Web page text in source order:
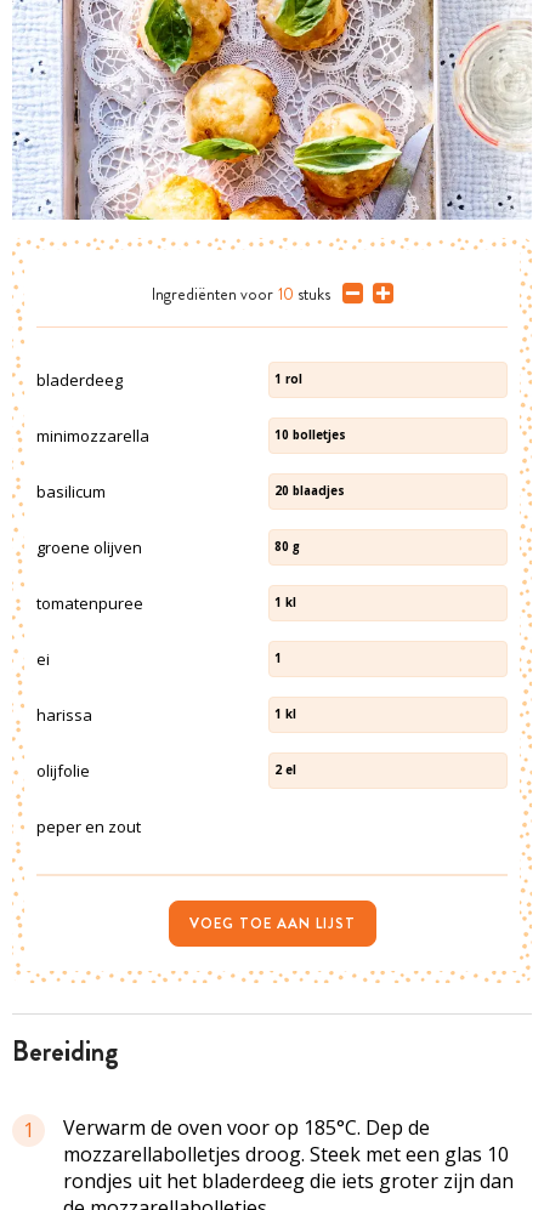
bereiding
1
Verwarm de oven voor op 185°C. Dep de
mozzarellabolletjes droog. Steek met een glas 10
rondjes uit het bladerdeeg die iets groter zijn dan
Ingrediënten voor 10 stuks
bladerdeeg 1 rol
minimozzarella 10 bolletjes
basilicum 20 blaadjes
groene olijven 80 g
tomatenpuree 1 kl
ei 1
harissa 1 kl
olijfolie 2 el
peper en zout
VOEG TOE AAN LIJST